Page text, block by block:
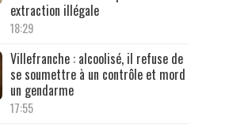
extraction illégale
18:29
Villefranche : alcoolisé, il refuse de
se soumettre à un contrôle et mord
un gendarme
17:55